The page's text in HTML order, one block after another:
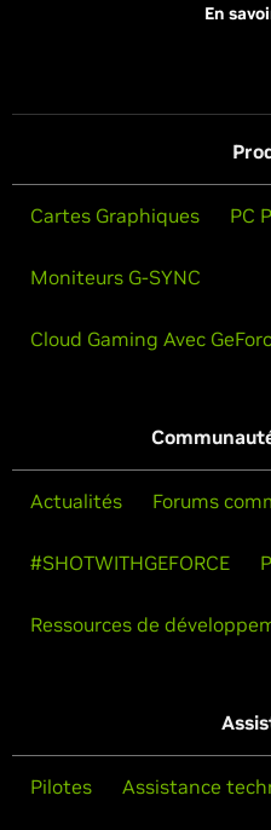
En
Cartes Graphiques PC
Moniteurs G-SYNC
Cloud Gaming Avec
Actualités Forums
#SHOTWITHGEFORCE
Ressources de
Pilotes Assistance